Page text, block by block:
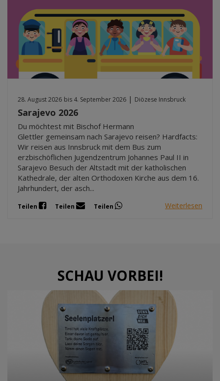
28. August 2026 bis 4. September 2026 | Diözese Innsbruck
Sarajevo 2026
Du möchtest mit Bischof Hermann
Glettler gemeinsam nach Sarajevo reisen? Hardfacts:
Wir reisen aus Innsbruck mit dem Bus zum
erzbischöflichen Jugendzentrum Johannes Paul II in
Sarajevo Besuch der Altstadt mit der katholischen
Kathedrale, der alten Orthodoxen Kirche aus dem 16.
Jahrhundert, der asch...
Teilen Teilen Teilen Weiterlesen
SCHAU VORBEI!